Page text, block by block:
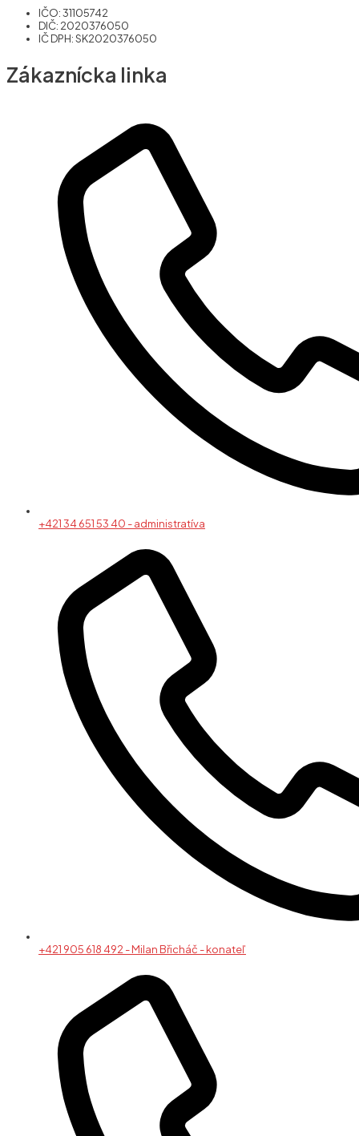
IČO: 31105742
DIČ: 2020376050
IČ DPH: SK2020376050
Zákaznícka linka
+421 34 651 53 40 - administratíva
+421 905 618 492 - Milan Břicháč - konateľ